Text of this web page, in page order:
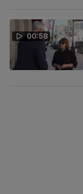
00:58